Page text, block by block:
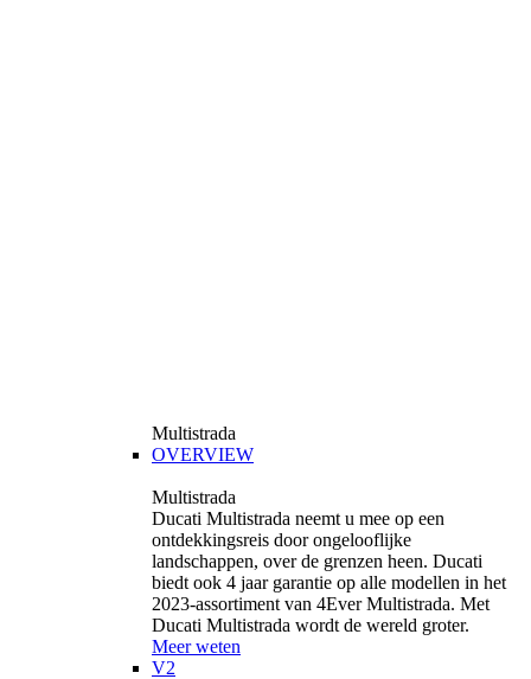
Multistrada
OVERVIEW
Multistrada
Ducati Multistrada neemt u mee op een
ontdekkingsreis door ongelooflijke
landschappen, over de grenzen heen. Ducati
biedt ook 4 jaar garantie op alle modellen in het
2023-assortiment van 4Ever Multistrada. Met
Ducati Multistrada wordt de wereld groter.
Meer weten
V2